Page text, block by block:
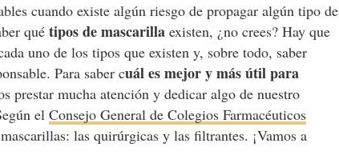
cuando existe algún riesgo de propagar algún tipo de
quétipos de mascarilla existen, ¿no crees? Hay que
uno de los tipos que existen y, sobre todo, saber
Para saber cuál es mejor y más útil para
prestar mucha atención y dedicar algo de nuestro
elConsejo General de Colegios Farmacéuticos
las quirúrgicas y las filtrantes. ¡Vamos a